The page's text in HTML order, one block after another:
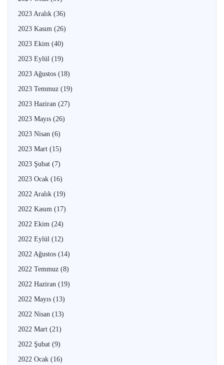
2023 Aralık (36)
2023 Kasım (26)
2023 Ekim (40)
2023 Eylül (19)
2023 Ağustos (18)
2023 Temmuz (19)
2023 Haziran (27)
2023 Mayıs (26)
2023 Nisan (6)
2023 Mart (15)
2023 Şubat (7)
2023 Ocak (16)
2022 Aralık (19)
2022 Kasım (17)
2022 Ekim (24)
2022 Eylül (12)
2022 Ağustos (14)
2022 Temmuz (8)
2022 Haziran (19)
2022 Mayıs (13)
2022 Nisan (13)
2022 Mart (21)
2022 Şubat (9)
2022 Ocak (16)